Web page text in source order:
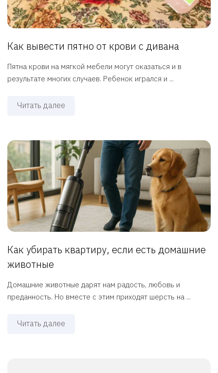
Как вывести пятно от крови с дивана
Пятна крови на мягкой мебели могут оказаться и в
результате многих случаев. Ребенок игрался и ...
Читать далее
Как убирать квартиру, если есть домашние
животные
Домашние животные дарят нам радость, любовь и
преданность. Но вместе с этим приходят шерсть на ...
Читать далее